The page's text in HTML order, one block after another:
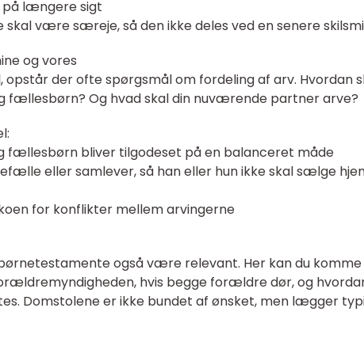
på længere sigt
være særeje, så den ikke deles ved en senere
og vores
opstår der ofte spørgsmål om fordeling af arv. Hvordan
fællesbørn? Og hvad skal din nuværende partner arve?
fællesbørn bliver tilgodeset på en balanceret måde
eller samlever, så han eller hun ikke skal sælge
for konflikter mellem arvingerne
også være relevant. Her kan du
hvis begge forældre dør, og
Domstolene er ikke bundet af ønsket, men lægger